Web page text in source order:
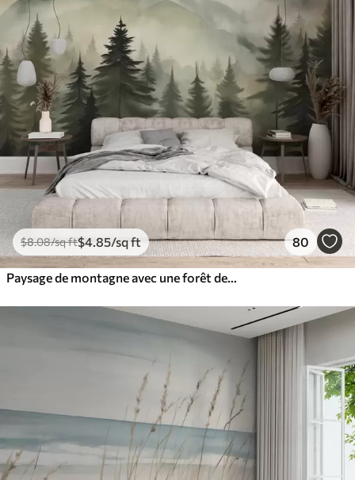
$8.08/sq ft$4 .85/sq ft 80